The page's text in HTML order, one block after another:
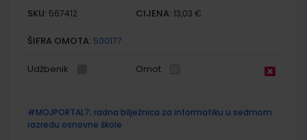
SKU: 567412 CIJENA: 13,03 €
ŠIFRA OMOTA: 500177
Udžbenik Omot
#MOJPORTAL7; radna bilježnica za informatiku u sedmom
razredu osnovne škole